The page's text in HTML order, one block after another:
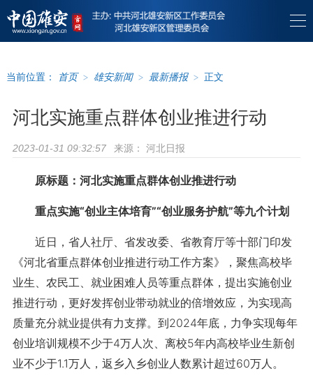
当前位置： 首页 > 雄安新闻 > 最新播报 > 正文
河北实施重点群体创业推进行动
2023-01-31 09:32:57 来源： 河北日报
原标题：河北实施重点群体创业推进行动
重点实施“创业主体培育”“创业服务护航”等九个计划
近日，省人社厅、省发改委、省教育厅等十部门印发
《河北省重点群体创业推进行动工作方案》，聚焦高校毕
业生、农民工、就业困难人员等重点群体，提出实施创业
推进行动，更好发挥创业带动就业的倍增效应，为实现高
质量充分就业提供有力支撑。到2024年底，力争实现每年
创业培训规模不少于4万人次、离校5年内高校毕业生新创
业不少于1.1万人，返乡入乡创业人数累计超过60万人。